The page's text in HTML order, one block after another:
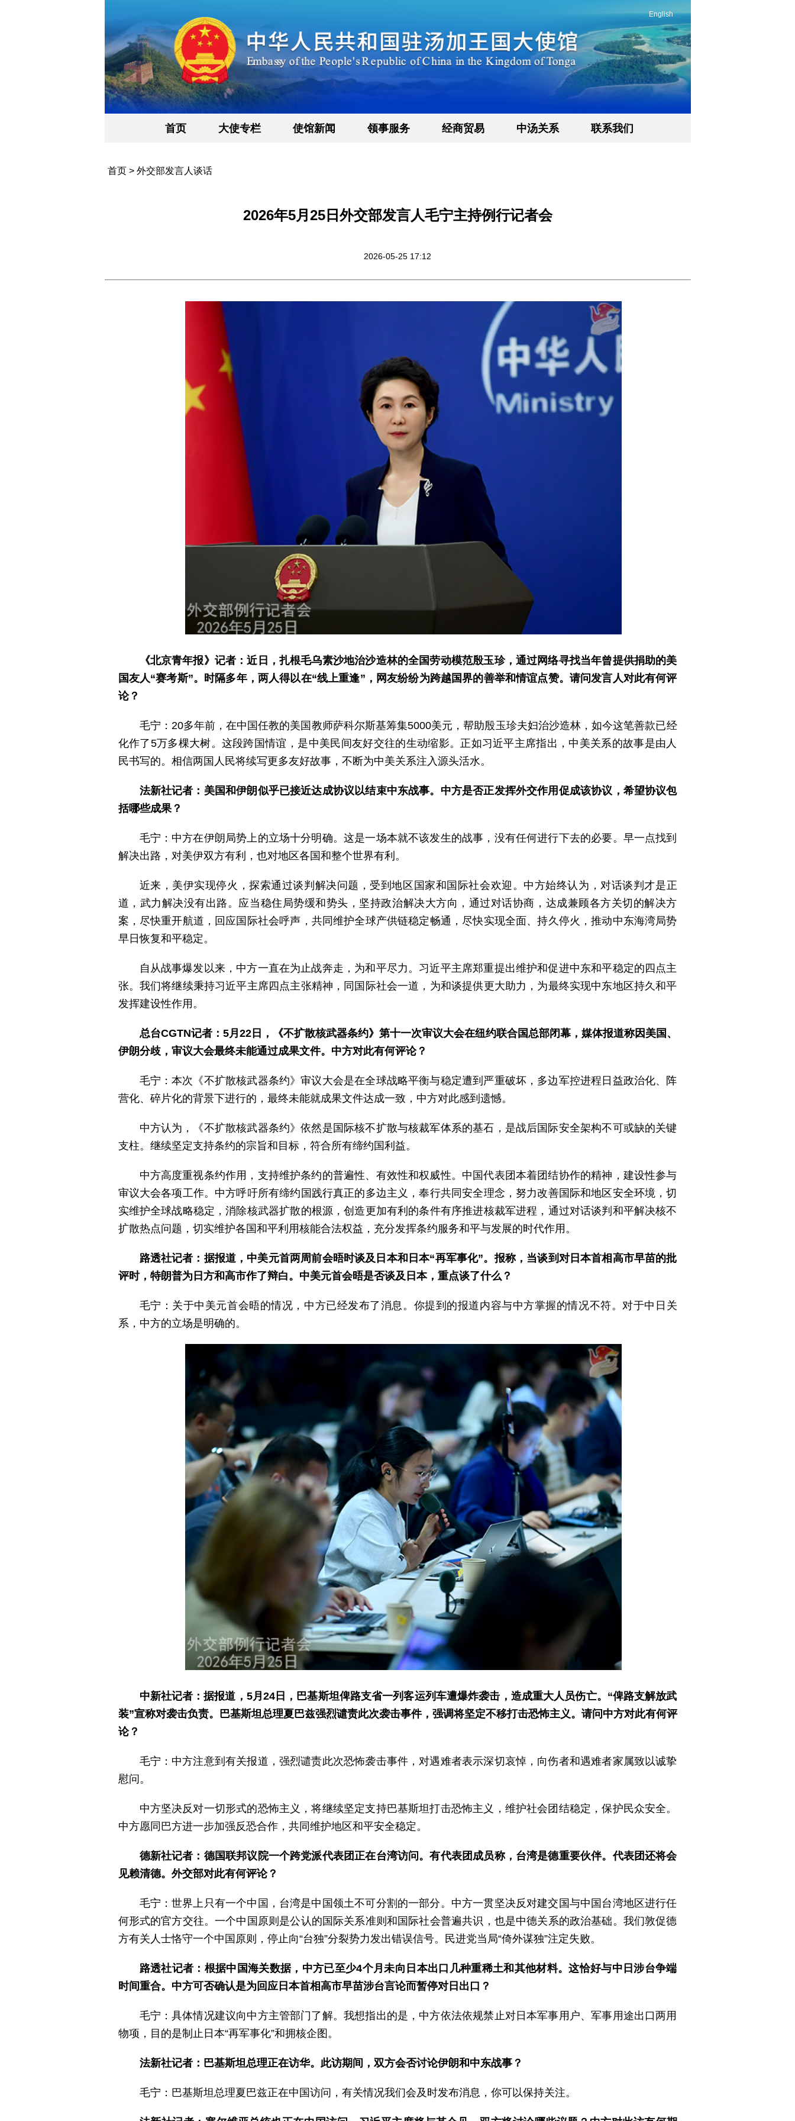
English
首页 大使专栏 使馆新闻 领事服务 经商贸易 中汤关系 联系我们
首页> 外交部发言人谈话
2026年5月25日外交部发言人毛宁主持例行记者会
2026-05-25 17:12
《北京青年报》记者：近日，扎根毛乌素沙地治沙造林的全国劳动模范殷玉珍，通过网络寻找当年曾提供捐助的美
国友人“赛考斯”。时隔多年，两人得以在“线上重逢”，网友纷纷为跨越国界的善举和情谊点赞。请问发言人对此有何评
论？
毛宁：20多年前，在中国任教的美国教师萨科尔斯基筹集5000美元，帮助殷玉珍夫妇治沙造林，如今这笔善款已经
化作了5万多棵大树。这段跨国情谊，是中美民间友好交往的生动缩影。正如习近平主席指出，中美关系的故事是由人
民书写的。相信两国人民将续写更多友好故事，不断为中美关系注入源头活水。
法新社记者：美国和伊朗似乎已接近达成协议以结束中东战事。中方是否正发挥外交作用促成该协议，希望协议包
括哪些成果？
毛宁：中方在伊朗局势上的立场十分明确。这是一场本就不该发生的战事，没有任何进行下去的必要。早一点找到
解决出路，对美伊双方有利，也对地区各国和整个世界有利。
近来，美伊实现停火，探索通过谈判解决问题，受到地区国家和国际社会欢迎。中方始终认为，对话谈判才是正
道，武力解决没有出路。应当稳住局势缓和势头，坚持政治解决大方向，通过对话协商，达成兼顾各方关切的解决方
案，尽快重开航道，回应国际社会呼声，共同维护全球产供链稳定畅通，尽快实现全面、持久停火，推动中东海湾局势
早日恢复和平稳定。
自从战事爆发以来，中方一直在为止战奔走，为和平尽力。习近平主席郑重提出维护和促进中东和平稳定的四点主
张。我们将继续秉持习近平主席四点主张精神，同国际社会一道，为和谈提供更大助力，为最终实现中东地区持久和平
发挥建设性作用。
总台CGTN记者：5月22日，《不扩散核武器条约》第十一次审议大会在纽约联合国总部闭幕，媒体报道称因美国、
伊朗分歧，审议大会最终未能通过成果文件。中方对此有何评论？
毛宁：本次《不扩散核武器条约》审议大会是在全球战略平衡与稳定遭到严重破坏，多边军控进程日益政治化、阵
营化、碎片化的背景下进行的，最终未能就成果文件达成一致，中方对此感到遗憾。
中方认为，《不扩散核武器条约》依然是国际核不扩散与核裁军体系的基石，是战后国际安全架构不可或缺的关键
支柱。继续坚定支持条约的宗旨和目标，符合所有缔约国利益。
中方高度重视条约作用，支持维护条约的普遍性、有效性和权威性。中国代表团本着团结协作的精神，建设性参与
审议大会各项工作。中方呼吁所有缔约国践行真正的多边主义，奉行共同安全理念，努力改善国际和地区安全环境，切
实维护全球战略稳定，消除核武器扩散的根源，创造更加有利的条件有序推进核裁军进程，通过对话谈判和平解决核不
扩散热点问题，切实维护各国和平利用核能合法权益，充分发挥条约服务和平与发展的时代作用。
路透社记者：据报道，中美元首两周前会晤时谈及日本和日本“再军事化”。报称，当谈到对日本首相高市早苗的批
评时，特朗普为日方和高市作了辩白。中美元首会晤是否谈及日本，重点谈了什么？
毛宁：关于中美元首会晤的情况，中方已经发布了消息。你提到的报道内容与中方掌握的情况不符。对于中日关
系，中方的立场是明确的。
中新社记者：据报道，5月24日，巴基斯坦俾路支省一列客运列车遭爆炸袭击，造成重大人员伤亡。“俾路支解放武
装”宣称对袭击负责。巴基斯坦总理夏巴兹强烈谴责此次袭击事件，强调将坚定不移打击恐怖主义。请问中方对此有何评
论？
毛宁：中方注意到有关报道，强烈谴责此次恐怖袭击事件，对遇难者表示深切哀悼，向伤者和遇难者家属致以诚挚
慰问。
中方坚决反对一切形式的恐怖主义，将继续坚定支持巴基斯坦打击恐怖主义，维护社会团结稳定，保护民众安全。
中方愿同巴方进一步加强反恐合作，共同维护地区和平安全稳定。
德新社记者：德国联邦议院一个跨党派代表团正在台湾访问。有代表团成员称，台湾是德重要伙伴。代表团还将会
见赖清德。外交部对此有何评论？
毛宁：世界上只有一个中国，台湾是中国领土不可分割的一部分。中方一贯坚决反对建交国与中国台湾地区进行任
何形式的官方交往。一个中国原则是公认的国际关系准则和国际社会普遍共识，也是中德关系的政治基础。我们敦促德
方有关人士恪守一个中国原则，停止向“台独”分裂势力发出错误信号。民进党当局“倚外谋独”注定失败。
路透社记者：根据中国海关数据，中方已至少4个月未向日本出口几种重稀土和其他材料。这恰好与中日涉台争端
时间重合。中方可否确认是为回应日本首相高市早苗涉台言论而暂停对日出口？
毛宁：具体情况建议向中方主管部门了解。我想指出的是，中方依法依规禁止对日本军事用户、军事用途出口两用
物项，目的是制止日本“再军事化”和拥核企图。
法新社记者：巴基斯坦总理正在访华。此访期间，双方会否讨论伊朗和中东战事？
毛宁：巴基斯坦总理夏巴兹正在中国访问，有关情况我们会及时发布消息，你可以保持关注。